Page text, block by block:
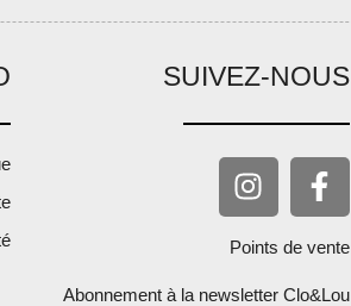
SUIVEZ-NOUS
Points de vente
Abonnement à la newsletter Clo&Lou